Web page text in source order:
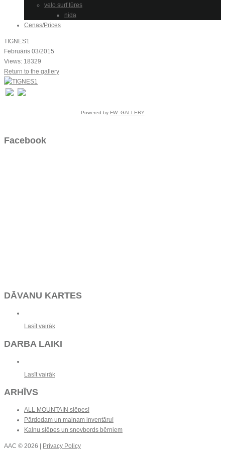
velo surf tūres
nida
Cenas/Prices
TIGNES1
Februāris 03/2015
Views: 18329
Return to the gallery
Powered by FW_GALLERY
Facebook
DĀVANU KARTES
Lasīt vairāk
DARBA LAIKI
Lasīt vairāk
ARHĪVS
ALL MOUNTAIN slēpes!
Pārdodam un mainam inventāru!
Kalnu slēpes un snovbords bērniem
AAC © 2026 | Privacy Policy